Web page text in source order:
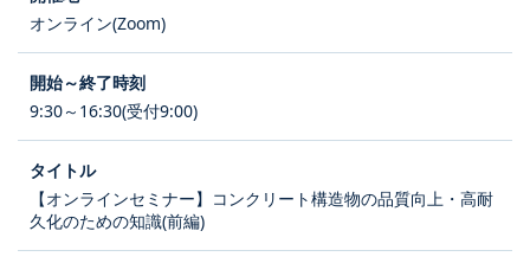
オンライン(Zoom)
9:30～16:30(受付9:00)
【オンラインセミナー】コンクリート構造物の品質向上・高耐
久化のための知識(前編)